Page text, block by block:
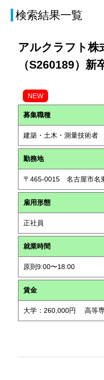
検索結果一覧
アルクラフト株
（S260189）新
NEW
募集職種
建築・土木・測量技術者
勤務地
〒465-0015 名古屋市名
雇用形態
正社員
就業時間
原則9:00〜18:00
賃金
大学：260,000円 高等